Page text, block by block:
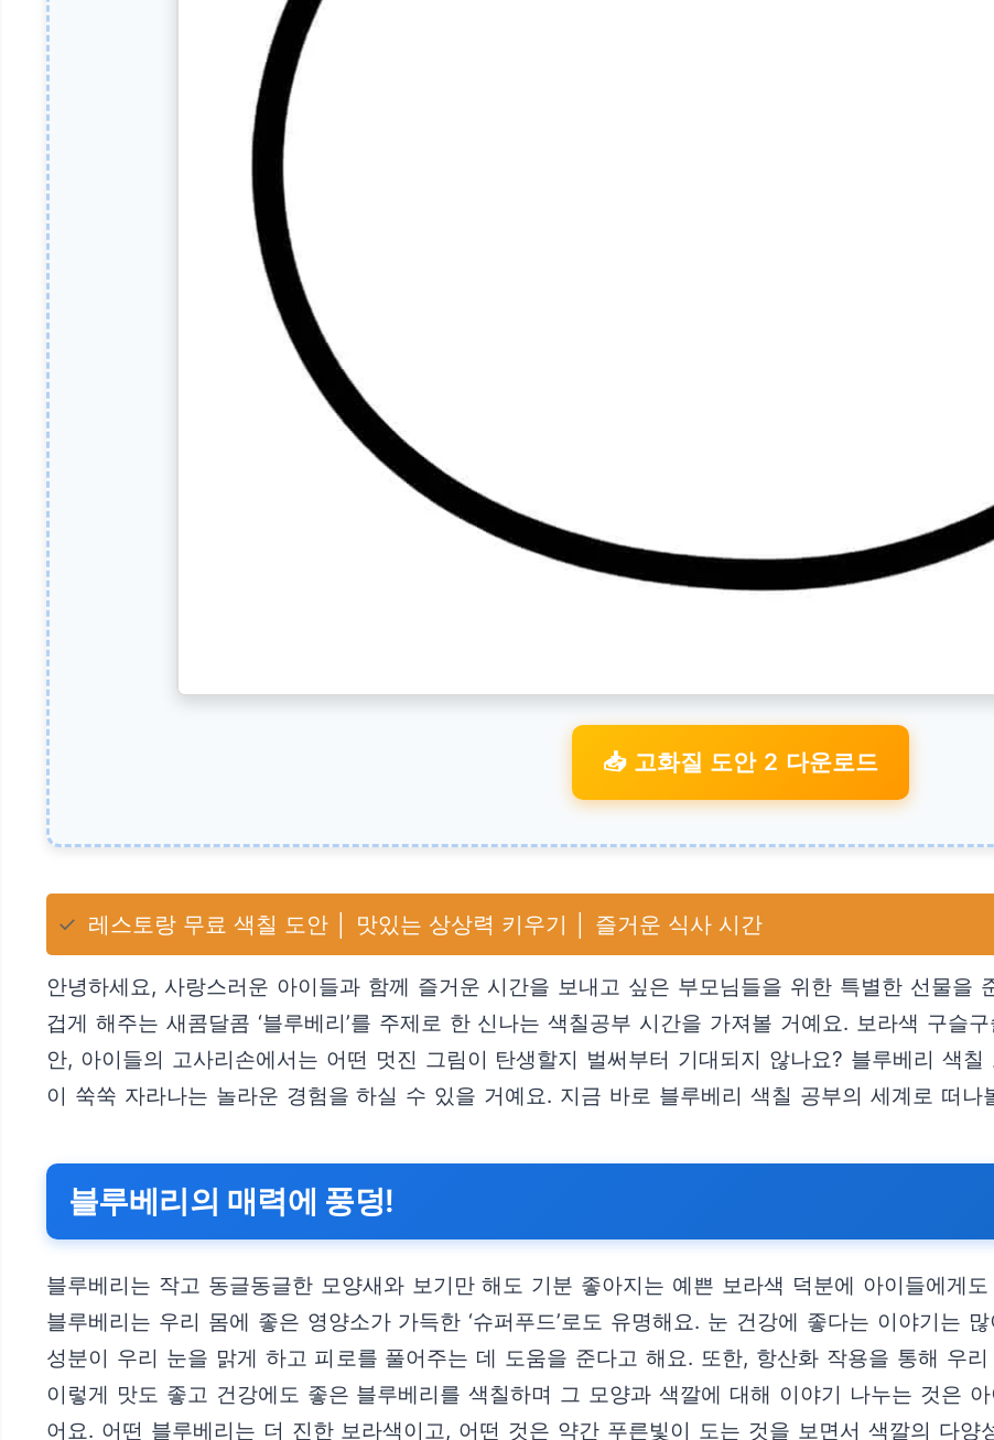
📥 고화질 도안 2 다운로드
✓ 레스토랑 무료 색칠 도안 │ 맛있는 상상력 키우기 │ 즐거운 식사 시간
안녕하세요, 사랑스러운 아이들과 함께 즐거운 시간을 보내고 싶은 부모님들을 위한 특별한 선물을
겁게 해주는 새콤달콤 ‘블루베리’를 주제로 한 신나는 색칠공부 시간을 가져볼 거예요. 보라색 구슬
안, 아이들의 고사리손에서는 어떤 멋진 그림이 탄생할지 벌써부터 기대되지 않나요? 블루베리 색
이 쑥쑥 자라나는 놀라운 경험을 하실 수 있을 거예요. 지금 바로 블루베리 색칠 공부의 세계로 떠나
블루베리의 매력에 풍덩!
블루베리는 작고 동글동글한 모양새와 보기만 해도 기분 좋아지는 예쁜 보라색 덕분에 아이들에게
블루베리는 우리 몸에 좋은 영양소가 가득한 ‘슈퍼푸드’로도 유명해요. 눈 건강에 좋다는 이야기는
성분이 우리 눈을 맑게 하고 피로를 풀어주는 데 도움을 준다고 해요. 또한, 항산화 작용을 통해 우
이렇게 맛도 좋고 건강에도 좋은 블루베리를 색칠하며 그 모양과 색깔에 대해 이야기 나누는 것은
어요. 어떤 블루베리는 더 진한 보라색이고, 어떤 것은 약간 푸른빛이 도는 것을 보면서 색깔의 다양